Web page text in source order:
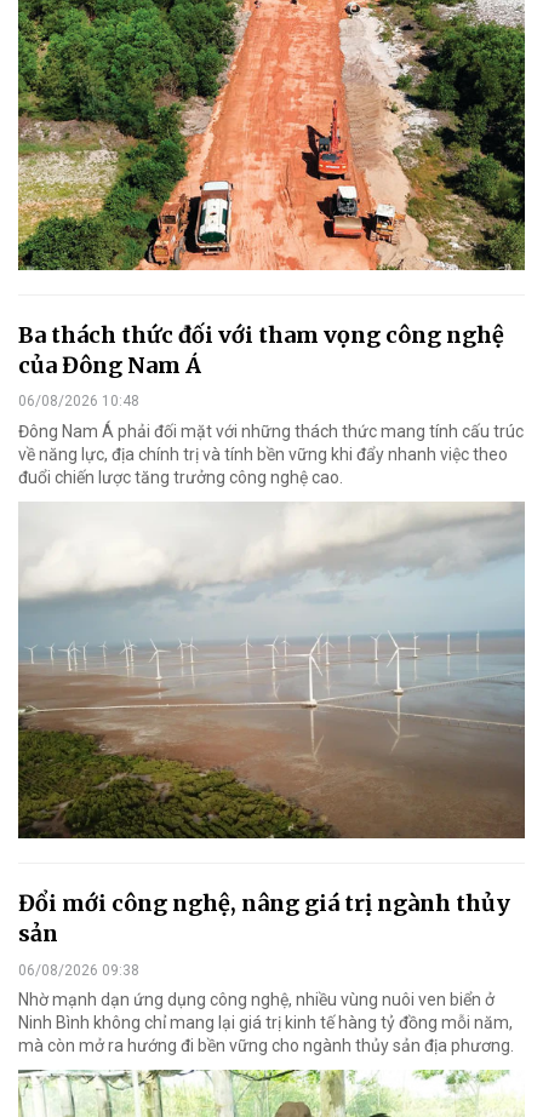
Ba thách thức đối với tham vọng công nghệ
của Đông Nam Á
06/08/2026 10:48
Đông Nam Á phải đối mặt với những thách thức mang tính cấu trúc
về năng lực, địa chính trị và tính bền vững khi đẩy nhanh việc theo
đuổi chiến lược tăng trưởng công nghệ cao.
Đổi mới công nghệ, nâng giá trị ngành thủy
sản
06/08/2026 09:38
Nhờ mạnh dạn ứng dụng công nghệ, nhiều vùng nuôi ven biển ở
Ninh Bình không chỉ mang lại giá trị kinh tế hàng tỷ đồng mỗi năm,
mà còn mở ra hướng đi bền vững cho ngành thủy sản địa phương.